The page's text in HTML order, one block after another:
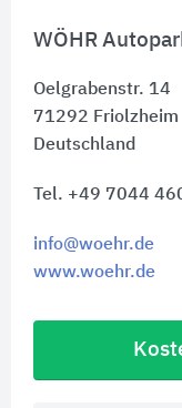
WÖHR
Oelgrabenstr. 14
71292 Friolzheim
Deutschland
Tel. +49 7044
info@woehr.de
www.woehr.de